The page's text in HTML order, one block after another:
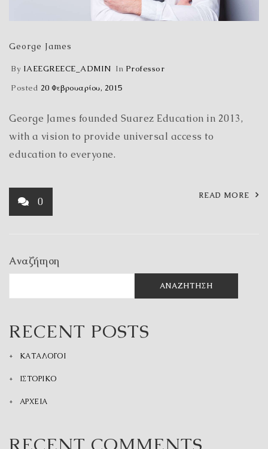
George James
By IAEEGREECE_ADMIN In Professor
Posted 20 Φεβρουαρίου, 2015
George James founded Suarez Education in 2013,
with a vision to provide universal access to
education to everyone.
READ MORE
0
Αναζήτηση
ΑΝΑΖΉΤΗΣΗ
RECENT POSTS
ΚΑΤΑΛΟΓΟΙ
ΙΣΤΟΡΙΚΟ
ΑΡΧΕΙΑ